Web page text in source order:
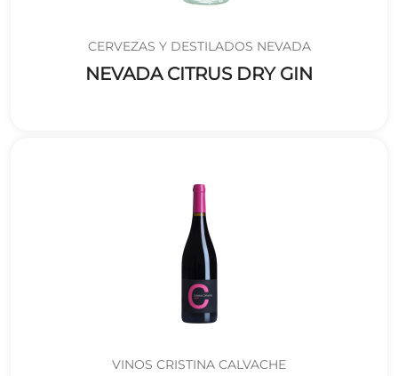
CERVEZAS Y DESTILADOS NEVADA
NEVADA CITRUS DRY GIN
VINOS CRISTINA CALVACHE